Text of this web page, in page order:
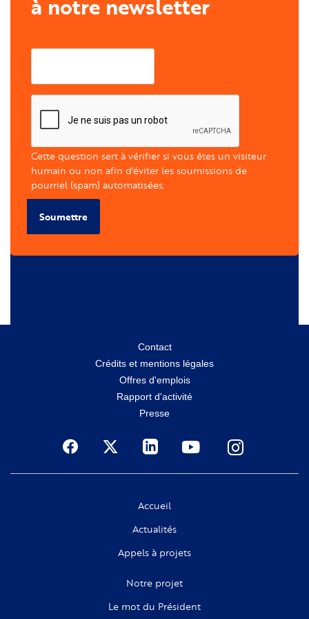
à notre newsletter
Cette question sert à vérifier si vous êtes un visiteur
humain ou non afin d'éviter les soumissions de
pourriel (spam) automatisées.
Soumettre
Contact
Crédits et mentions légales
Offres d'emplois
Rapport d'activité
Presse
Social
Accueil
Actualités
Appels à projets
Notre projet
Le mot du Président